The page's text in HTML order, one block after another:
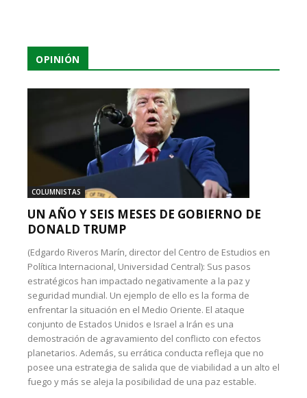
OPINIÓN
COLUMNISTAS
UN AÑO Y SEIS MESES DE GOBIERNO DE
DONALD TRUMP
(Edgardo Riveros Marín, director del Centro de Estudios en
Política Internacional, Universidad Central): Sus pasos
estratégicos han impactado negativamente a la paz y
seguridad mundial. Un ejemplo de ello es la forma de
enfrentar la situación en el Medio Oriente. El ataque
conjunto de Estados Unidos e Israel a Irán es una
demostración de agravamiento del conflicto con efectos
planetarios. Además, su errática conducta refleja que no
posee una estrategia de salida que de viabilidad a un alto el
fuego y más se aleja la posibilidad de una paz estable.